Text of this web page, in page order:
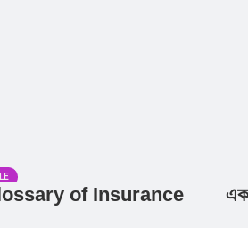
of Insurance